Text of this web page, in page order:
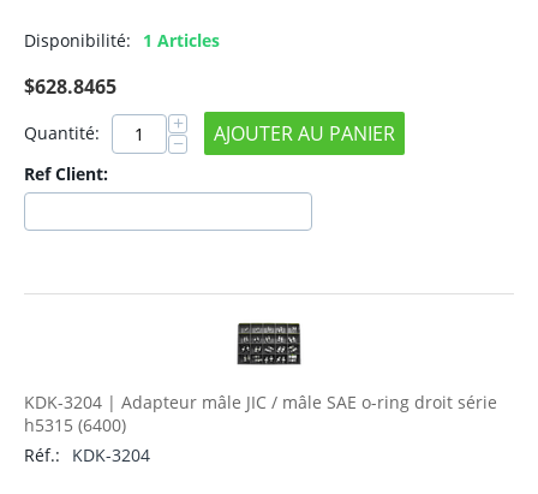
Disponibilité: 1 Articles
$628.8465
Quantité: +
− AJOUTER AU PANIER
Ref Client:
KDK-3204 | Adapteur mâle JIC / mâle SAE o-ring droit série
h5315 (6400)
Réf.:
KDK-3204